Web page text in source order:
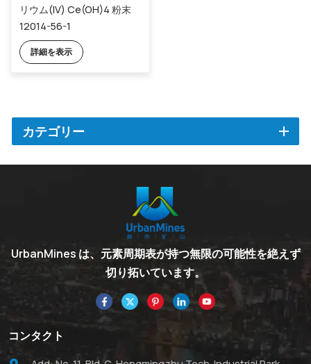
リウム(IV) Ce(OH)4 粉末
12014-56-1
詳細を表示
カテゴリー
UrbanMines は、元素周期表が持つ無限の可能性を絶えず
切り拓いています。
コンタクト